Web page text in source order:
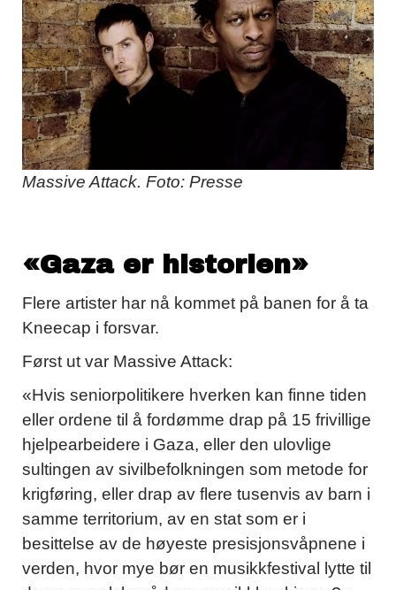
Massive Attack. Foto: Presse
«Gaza er historien»
Flere artister har nå kommet på banen for å ta
Kneecap i forsvar.
Først ut var Massive Attack:
«Hvis seniorpolitikere hverken kan finne tiden
eller ordene til å fordømme drap på 15 frivillige
hjelpearbeidere i Gaza, eller den ulovlige
sultingen av sivilbefolkningen som metode for
krigføring, eller drap av flere tusenvis av barn i
samme territorium, av en stat som er i
besittelse av de høyeste presisjonsvåpnene i
verden, hvor mye bør en musikkfestival lytte til